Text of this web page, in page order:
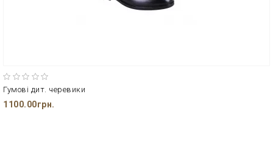
Гумові дит. черевики
1100.00грн.